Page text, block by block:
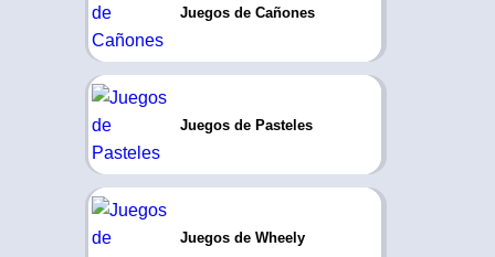
Juegos de Cañones
Juegos de Pasteles
Juegos de Wheely